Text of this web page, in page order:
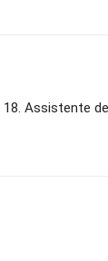
18. Assistente